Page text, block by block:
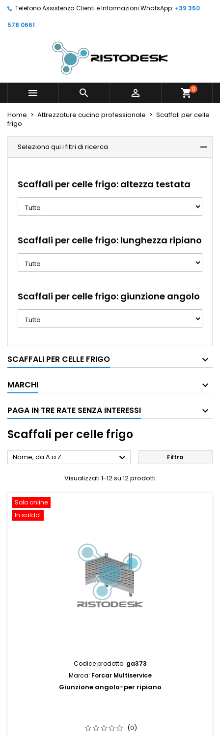
Telefono Assistenza Clienti e Informazioni WhatsApp: +39 350
578 0661
   shopping_cart0
Home Attrezzature cucina professionale
Scaffali per celle
frigo
Seleziona qui i filtri di ricerca
Scaffali per celle frigo: altezza testata
Scaffali per celle frigo: lunghezza ripiano
Scaffali per celle frigo: giunzione angolo
SCAFFALI PER CELLE FRIGO
MARCHI
PAGA IN TRE RATE SENZA INTERESSI
Scaffali per celle frigo
Nome, da A a Z  Filtro
Visualizzati 1-12 su 12 prodotti
Solo online
In saldo!
Codice prodotto: ga373
Marca: Forcar Multiservice
Giunzione angolo-per ripiano
(0)